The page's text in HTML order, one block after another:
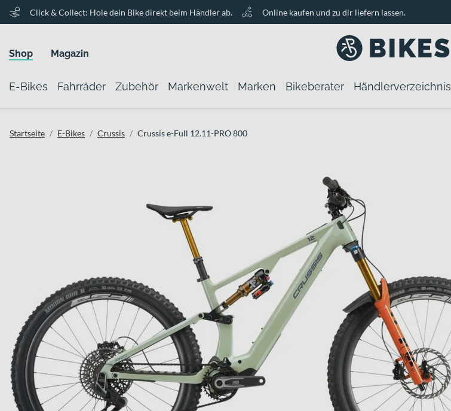
Click & Collect: Hole dein Bike direkt beim Händler ab. Online kaufen und zu dir liefern lassen.
Shop Magazin
E-Bikes Fahrräder Zubehör Markenwelt Marken Bikeberater Händlerverzeichnis
Startseite E-Bikes Crussis Crussis e-Full 12.11-PRO 800